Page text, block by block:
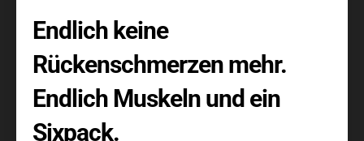
Endlich keine
Rückenschmerzen mehr.
Endlich Muskeln und ein
Sixpack.